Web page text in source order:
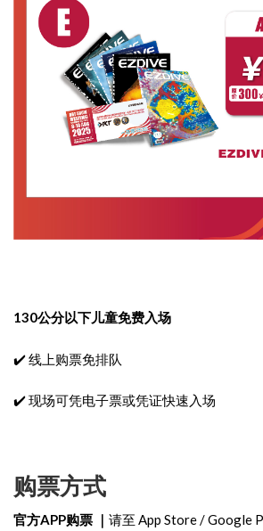
130公分以下儿童免费入场
✔️ 线上购票免排队
✔️ 现场可凭电子票或凭证快速入场
购票方式
官方APP购票 ｜ 请至 App Store / Google